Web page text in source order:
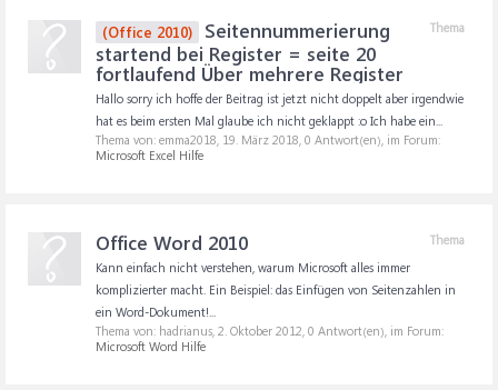
Thema
(Office 2010)
Seitennummerierung
startend bei Register = seite 20
fortlaufend Über mehrere Register
Hallo sorry ich hoffe der Beitrag ist jetzt nicht doppelt aber irgendwie
hat es beim ersten Mal glaube ich nicht geklappt :o Ich habe ein...
Thema von: emma2018, 19. März 2018, 0 Antwort(en), im Forum:
Microsoft Excel Hilfe
Thema
Office Word 2010
Kann einfach nicht verstehen, warum Microsoft alles immer
komplizierter macht. Ein Beispiel: das Einfügen von Seitenzahlen in
ein Word-Dokument!...
Thema von: hadrianus, 2. Oktober 2012, 0 Antwort(en), im Forum:
Microsoft Word Hilfe